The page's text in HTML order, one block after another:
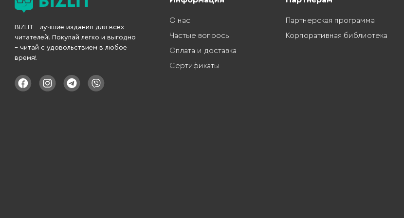
BIZLIT – лучшие издания для всех
читателей! Покупай легко и выгодно
– читай с удовольствием в любое
время!
О нас
Частые вопросы
Оплата и доставка
Сертификаты
Партнерская программа
Корпоративная библиотека